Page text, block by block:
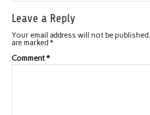
Leave a Reply
Your email address will not be published.
are marked *
Comment*